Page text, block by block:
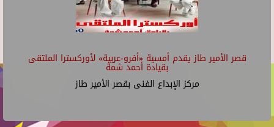
قصر الأمير طاز يقدم أمسية «أفرو-عربية» لأوركسترا الملتقى
بقيادة أحمد شمة
مركز الإبداع الفنى بقصر الأمير طاز